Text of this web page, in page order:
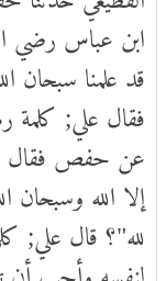
ابن عباس رضي
قد علمنا سبحان
فقال علي; كلمة
عن حفص فقال
إلا الله وسبحان
لله"؟ قال علي;